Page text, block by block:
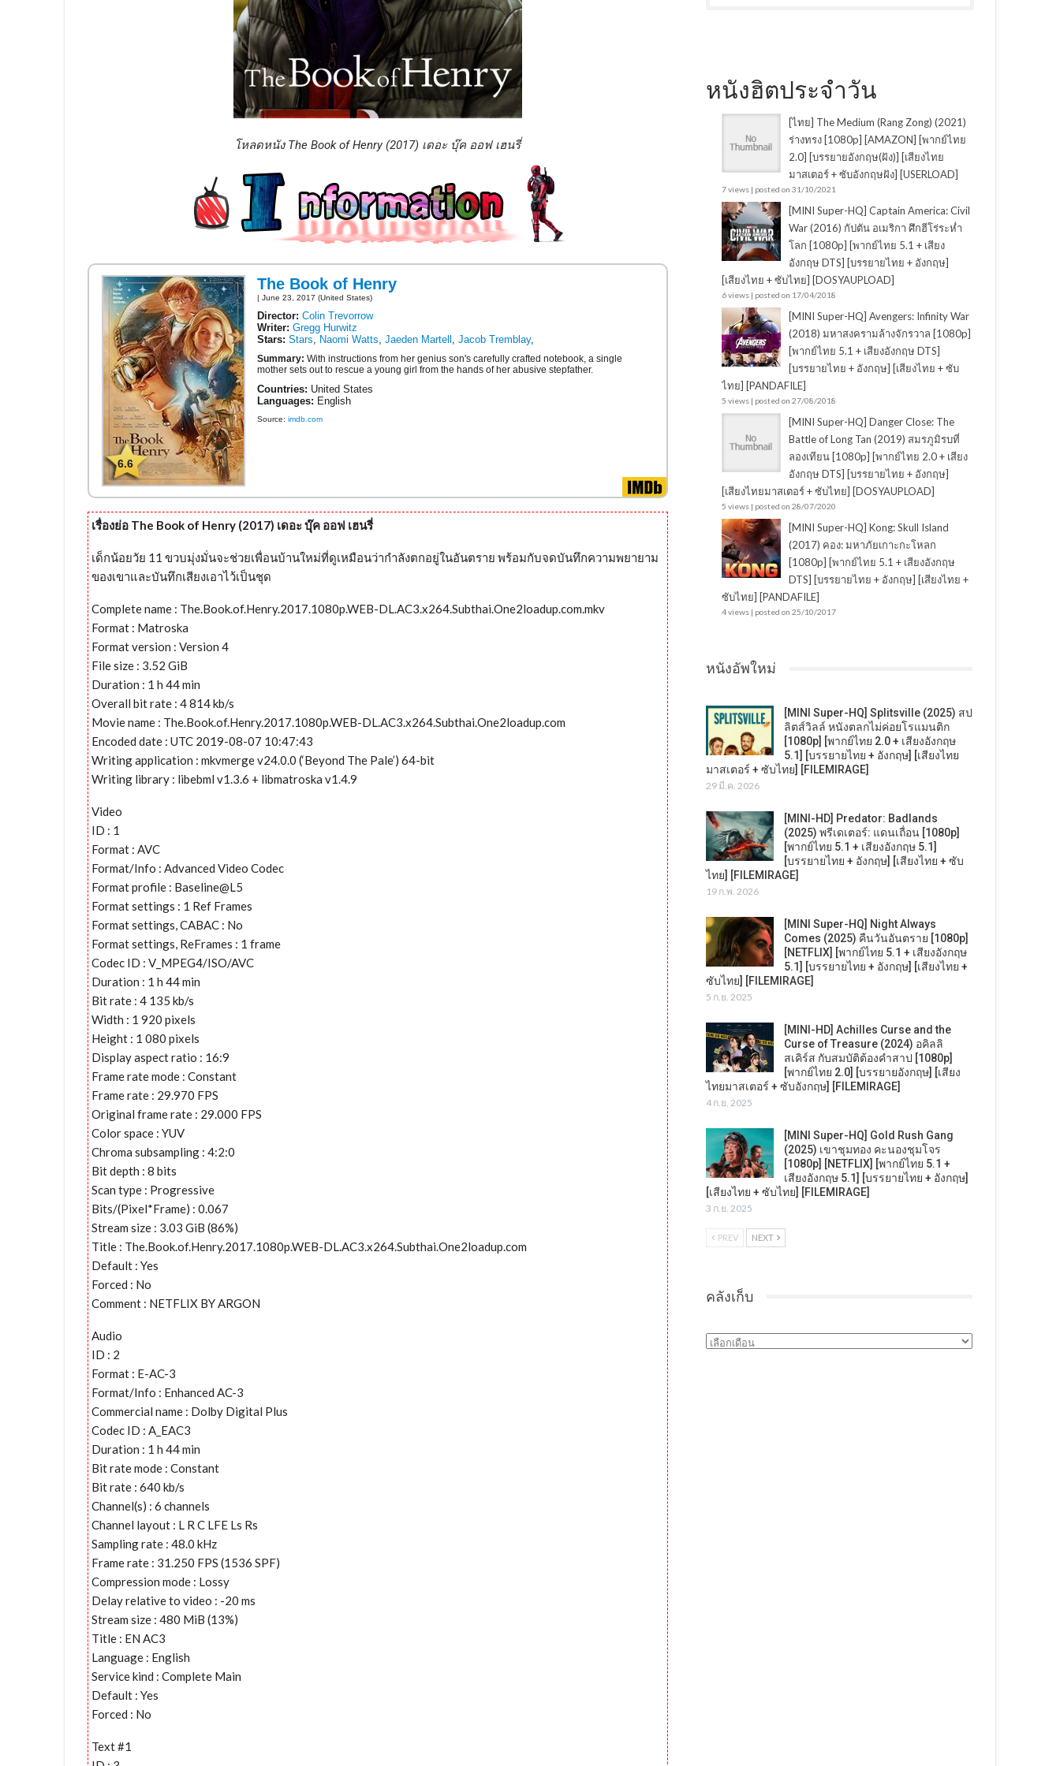
โหลดหนัง The Book of Henry (2017) เดอะ บุ๊ค ออฟ เฮนรี่
6.6
The Book of Henry
| June 23, 2017 (United States)
Director: Colin Trevorrow
Writer: Gregg Hurwitz
Stars: Stars Naomi Watts Jaeden Martell Jacob Tremblay,
Summary: With instructions from her genius son's carefully crafted notebook, a single
mother sets out to rescue a young girl from the hands of her abusive stepfather.
Countries: United States
Languages: English
Source: imdb.com
เรื่องย่อ The Book of Henry (2017) เดอะ บุ๊ค ออฟ เฮนรี่
เด็กน้อยวัย 11 ขวบมุ่งมั่นจะช่วยเพื่อนบ้านใหม่ที่ดูเหมือนว่ากำลังตกอยู่ในอันตราย พร้อมกับจดบันทึกความพยายาม
ของเขาและบันทึกเสียงเอาไว้เป็นชุด
Complete name : The.Book.of.Henry.2017.1080p.WEB-DL.AC3.x264.Subthai.One2loadup.com.mkv
Format : Matroska
Format version : Version 4
File size : 3.52 GiB
Duration : 1 h 44 min
Overall bit rate : 4 814 kb/s
Movie name : The.Book.of.Henry.2017.1080p.WEB-DL.AC3.x264.Subthai.One2loadup.com
Encoded date : UTC 2019-08-07 10:47:43
Writing application : mkvmerge v24.0.0 (‘Beyond The Pale’) 64-bit
Writing library : libebml v1.3.6 + libmatroska v1.4.9
Video
ID : 1
Format : AVC
Format/Info : Advanced Video Codec
Format profile : Baseline@L5
Format settings : 1 Ref Frames
Format settings, CABAC : No
Format settings, ReFrames : 1 frame
Codec ID : V_MPEG4/ISO/AVC
Duration : 1 h 44 min
Bit rate : 4 135 kb/s
Width : 1 920 pixels
Height : 1 080 pixels
Display aspect ratio : 16:9
Frame rate mode : Constant
Frame rate : 29.970 FPS
Original frame rate : 29.000 FPS
Color space : YUV
Chroma subsampling : 4:2:0
Bit depth : 8 bits
Scan type : Progressive
Bits/(Pixel*Frame) : 0.067
Stream size : 3.03 GiB (86%)
Title : The.Book.of.Henry.2017.1080p.WEB-DL.AC3.x264.Subthai.One2loadup.com
Default : Yes
Forced : No
Comment : NETFLIX BY ARGON
Audio
ID : 2
Format : E-AC-3
Format/Info : Enhanced AC-3
Commercial name : Dolby Digital Plus
Codec ID : A_EAC3
Duration : 1 h 44 min
Bit rate mode : Constant
Bit rate : 640 kb/s
Channel(s) : 6 channels
Channel layout : L R C LFE Ls Rs
Sampling rate : 48.0 kHz
Frame rate : 31.250 FPS (1536 SPF)
Compression mode : Lossy
Delay relative to video : -20 ms
Stream size : 480 MiB (13%)
Title : EN AC3
Language : English
Service kind : Complete Main
Default : Yes
Forced : No
Text #1
หนังฮิตประจำวัน
[ไทย] The Medium (Rang Zong) (2021)
ร่างทรง [1080p] [AMAZON] [พากย์ไทย
2.0] [บรรยายอังกฤษ(ฝัง)] [เสียงไทย
มาสเตอร์ + ซับอังกฤษฝัง] [USERLOAD]
7 views| posted on 31/10/2021
[MINI Super-HQ] Captain America: Civil
War (2016) กัปตัน อเมริกา ศึกฮีโร่ระห่ำ
โลก [1080p] [พากย์ไทย 5.1 + เสียง
อังกฤษ DTS] [บรรยายไทย + อังกฤษ]
[เสียงไทย + ซับไทย] [DOSYAUPLOAD]
6 views| posted on 17/04/2018
[MINI Super-HQ] Avengers: Infinity War
(2018) มหาสงครามล้างจักรวาล [1080p]
[พากย์ไทย 5.1 + เสียงอังกฤษ DTS]
[บรรยายไทย + อังกฤษ] [เสียงไทย + ซับ
ไทย] [PANDAFILE]
5 views| posted on 27/08/2018
[MINI Super-HQ] Danger Close: The
Battle of Long Tan (2019) สมรภูมิรบที่
ลองเทียน [1080p] [พากย์ไทย 2.0 + เสียง
อังกฤษ DTS] [บรรยายไทย + อังกฤษ]
[เสียงไทยมาสเตอร์ + ซับไทย] [DOSYAUPLOAD]
5 views| posted on 28/07/2020
[MINI Super-HQ] Kong: Skull Island
(2017) คอง: มหาภัยเกาะกะโหลก
[1080p] [พากย์ไทย 5.1 + เสียงอังกฤษ
DTS] [บรรยายไทย + อังกฤษ] [เสียงไทย +
ซับไทย] [PANDAFILE]
4 views| posted on 25/10/2017
หนังอัพใหม่
[MINI Super-HQ] Splitsville (2025) สป
ลิตส์วิลล์ หนังตลกไม่ค่อยโรแมนติก
[1080p] [พากย์ไทย 2.0 + เสียงอังกฤษ
5.1] [บรรยายไทย + อังกฤษ] [เสียงไทย
มาสเตอร์ + ซับไทย] [FILEMIRAGE]
29 มี.ค. 2026
[MINI-HD] Predator: Badlands
(2025) พรีเดเตอร์: แดนเถื่อน [1080p]
[พากย์ไทย 5.1 + เสียงอังกฤษ 5.1]
[บรรยายไทย + อังกฤษ] [เสียงไทย + ซับ
ไทย] [FILEMIRAGE]
19 ก.พ. 2026
[MINI Super-HQ] Night Always
Comes (2025) คืนวันอันตราย [1080p]
[NETFLIX] [พากย์ไทย 5.1 + เสียงอังกฤษ
5.1] [บรรยายไทย + อังกฤษ] [เสียงไทย +
ซับไทย] [FILEMIRAGE]
5 ก.ย. 2025
[MINI-HD] Achilles Curse and the
Curse of Treasure (2024) อคิลลิ
สเคิร์ส กับสมบัติต้องคำสาป [1080p]
[พากย์ไทย 2.0] [บรรยายอังกฤษ] [เสียง
ไทยมาสเตอร์ + ซับอังกฤษ] [FILEMIRAGE]
4 ก.ย. 2025
[MINI Super-HQ] Gold Rush Gang
(2025) เขาชุมทอง คะนองชุมโจร
[1080p] [NETFLIX] [พากย์ไทย 5.1 +
เสียงอังกฤษ 5.1] [บรรยายไทย + อังกฤษ]
[เสียงไทย + ซับไทย] [FILEMIRAGE]
3 ก.ย. 2025
PREV NEXT
คลังเก็บ
คลัง